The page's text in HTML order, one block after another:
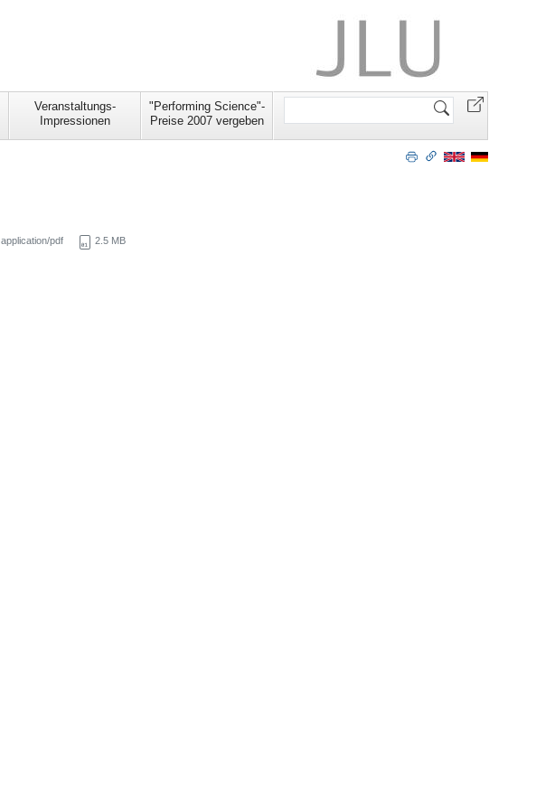
Veranstaltungs-
Impressionen
"Performing Science"-
Preise 2007 vergeben
Website
application/pdf 2.5 MB